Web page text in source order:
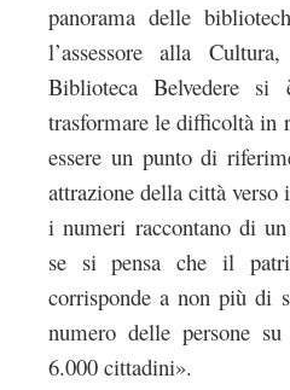
panorama delle
l’assessore alla
Biblioteca Belvedere si
trasformare le difficoltà in
essere un punto di
attrazione della città
i numeri raccontano di
se si pensa che il
corrisponde a non più di
numero delle persone
6.000 cittadini».